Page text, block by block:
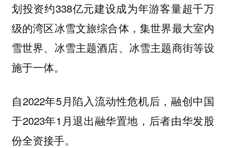
划投资约338亿元建设成为年游客量超千万
级的湾区冰雪文旅综合体，集世界最大室内
雪世界、冰雪主题酒店、冰雪主题商街等设
施于一体。
自2022年5月陷入流动性危机后，融创中国
于2023年1月退出融华置地，后者由华发股
份全资接手。